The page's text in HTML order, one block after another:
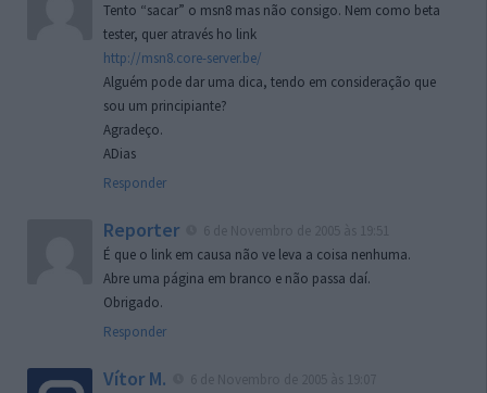
Tento “sacar” o msn8 mas não consigo. Nem como beta
tester, quer através ho link
http://msn8.core-server.be/
Alguém pode dar uma dica, tendo em consideração que
sou um principiante?
Agradeço.
ADias
Responder
Reporter
É que o link em causa não ve leva a coisa nenhuma.
Abre uma página em branco e não passa daí.
Obrigado.
Responder
Vítor M.